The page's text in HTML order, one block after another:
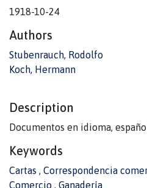
1918-10-24
Authors
Stubenrauch, Rodolfo
Koch, Hermann
Description
Documentos en idioma,
Keywords
Cartas , Correspondencia
Comercio , Ganadería